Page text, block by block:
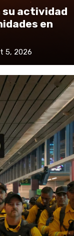
actividad
en